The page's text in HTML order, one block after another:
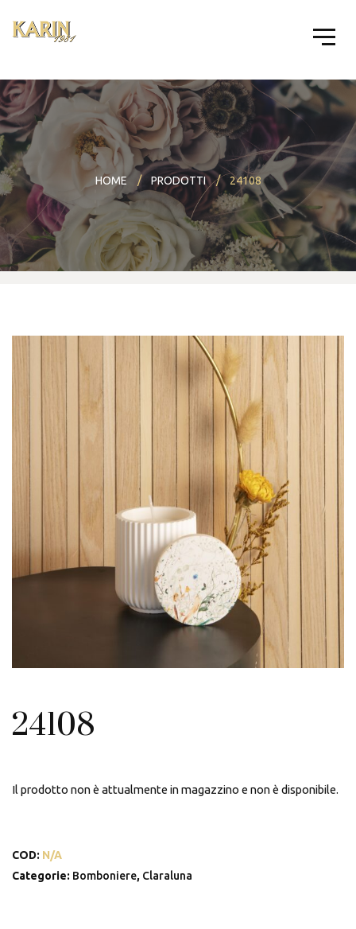
HOME PRODOTTI 24108
24108
Il prodotto non è attualmente in magazzino e non è disponibile.
COD: N/A
Categorie: Bomboniere, Claraluna